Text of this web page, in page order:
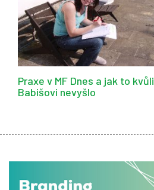
Praxe v MF Dnes a jak to kvůli
Babišovi nevyšlo